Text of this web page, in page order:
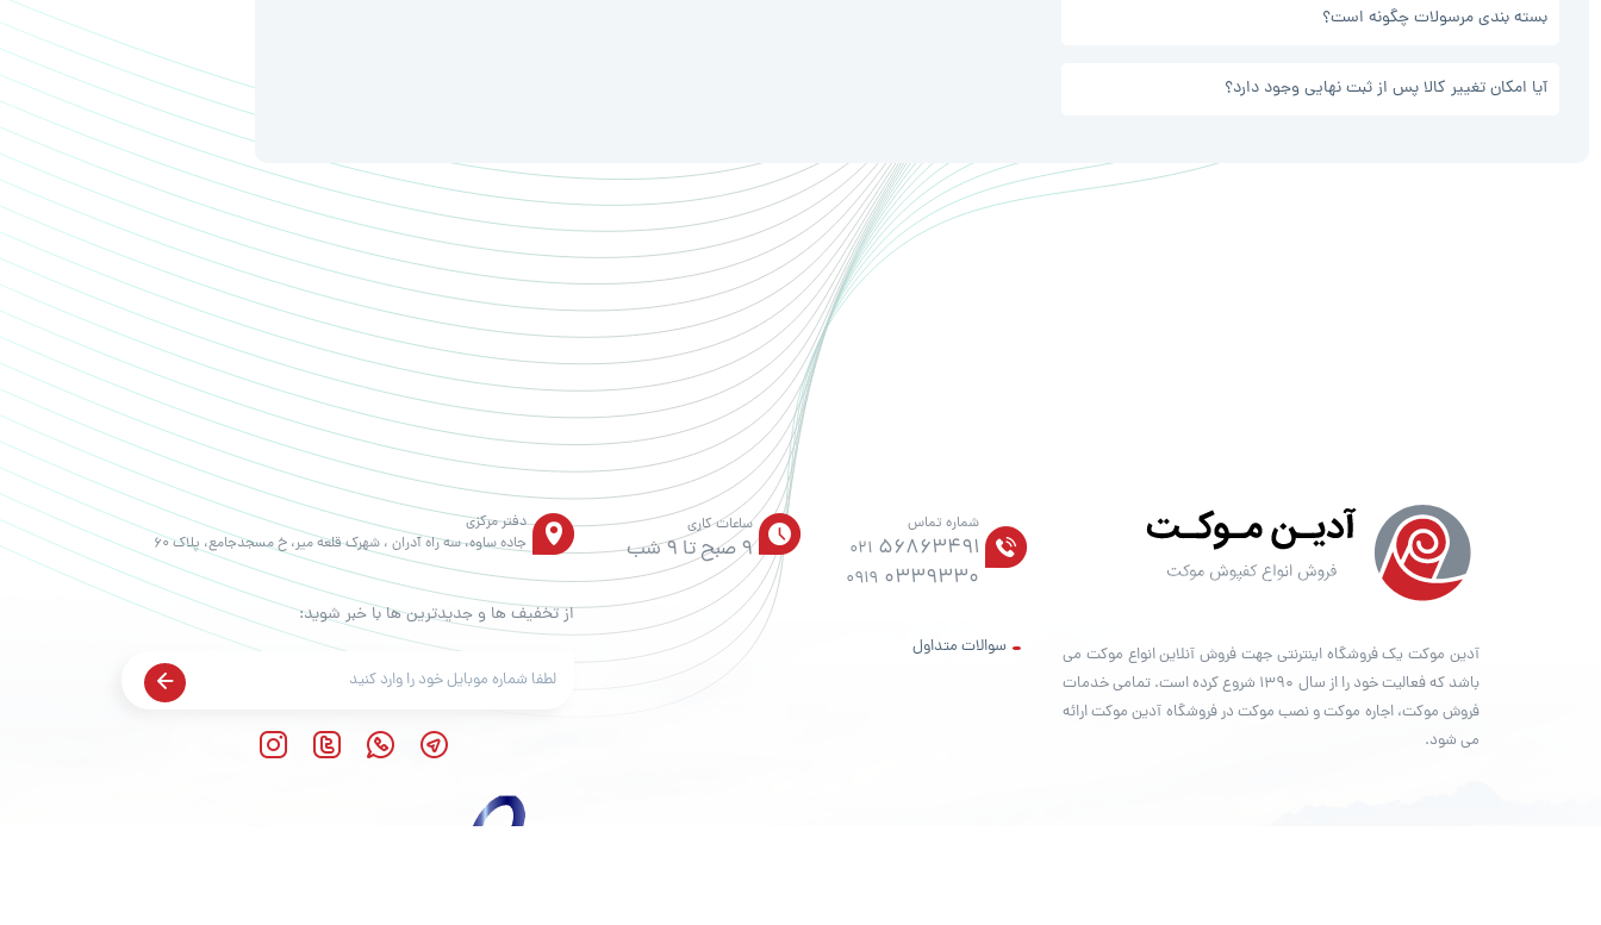
بسته بندی مرسولات چگونه است؟
آیا امکان تغییر کالا پس از ثبت نهایی وجود دارد؟
آدین موکت یک فروشگاه اینترنتی جهت فروش آنلاین انواع موکت می
باشد که فعالیت خود را از سال ۱۳۹۰ شروع کرده است. تمامی خدمات
فروش موکت، اجاره موکت و نصب موکت در فروشگاه آدین موکت ارائه
می شود.
شماره تماس
021 56863491
0919 0339330
سوالات متداول
ساعات کاری
9 صبح تا 9 شب
دفتر مرکزی
جاده ساوه، سه راه آدران ، شهرک قلعه میر، خ مسجدجامع، پلاک 60
از تخفیف ها و جدیدترین ها با خبر شوید: